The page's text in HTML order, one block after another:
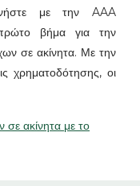
με την AAA
βήμα για την
σε ακίνητα. Με την
χρηματοδότησης, οι
ακίνητα με το